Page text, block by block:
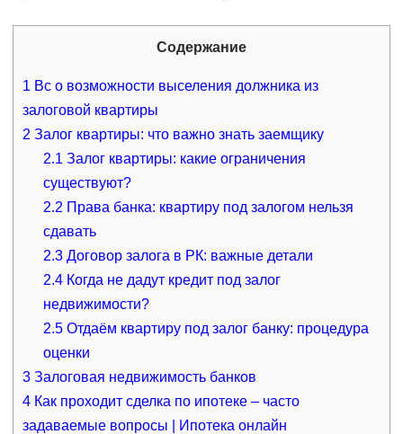
Содержание
1 Вс о возможности выселения должника из
залоговой квартиры
2 Залог квартиры: что важно знать заемщику
2.1 Залог квартиры: какие ограничения
существуют?
2.2 Права банка: квартиру под залогом нельзя
сдавать
2.3 Договор залога в РК: важные детали
2.4 Когда не дадут кредит под залог
недвижимости?
2.5 Отдаём квартиру под залог банку: процедура
оценки
3Залоговая недвижимость банков
4Как проходит сделка по ипотеке – часто
задаваемые вопросы | Ипотека онлайн